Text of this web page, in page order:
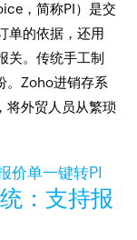
，简称PI）是交
单的依据，还用
关。传统手工制
。Zoho进销存系
将外贸人员从繁琐
：支持报